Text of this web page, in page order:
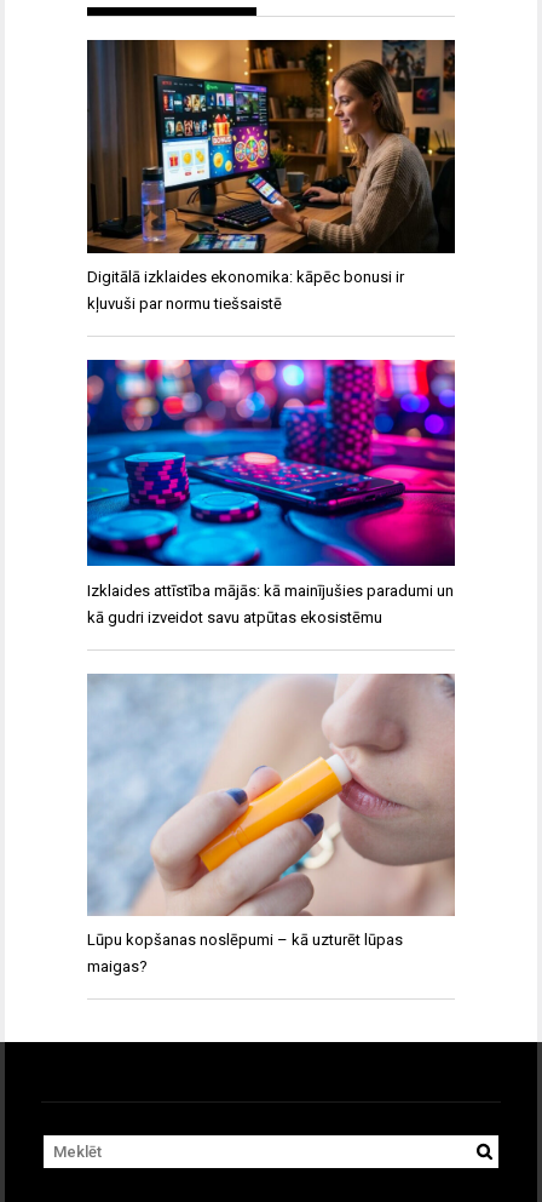
Digitālā izklaides ekonomika: kāpēc bonusi ir
kļuvuši par normu tiešsaistē
Izklaides attīstība mājās: kā mainījušies paradumi un
kā gudri izveidot savu atpūtas ekosistēmu
Lūpu kopšanas noslēpumi – kā uzturēt lūpas
maigas?